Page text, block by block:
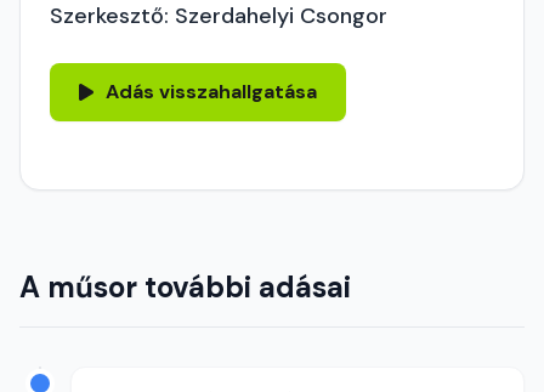
Szerkesztő: Szerdahelyi Csongor
Adás visszahallgatása
A műsor további adásai